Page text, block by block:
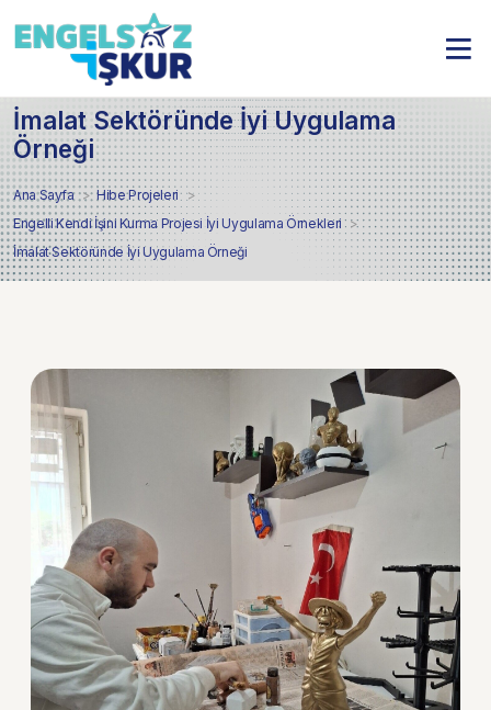
İmalat Sektöründe İyi Uygulama
Örneği
Ana Sayfa
Hibe Projeleri
Engelli Kendi İşini Kurma Projesi İyi Uygulama Örnekleri
İmalat Sektöründe İyi Uygulama Örneği